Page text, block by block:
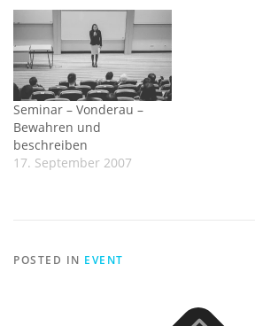
Seminar – Vonderau –
Bewahren und
beschreiben
17. September 2007
POSTED IN EVENT